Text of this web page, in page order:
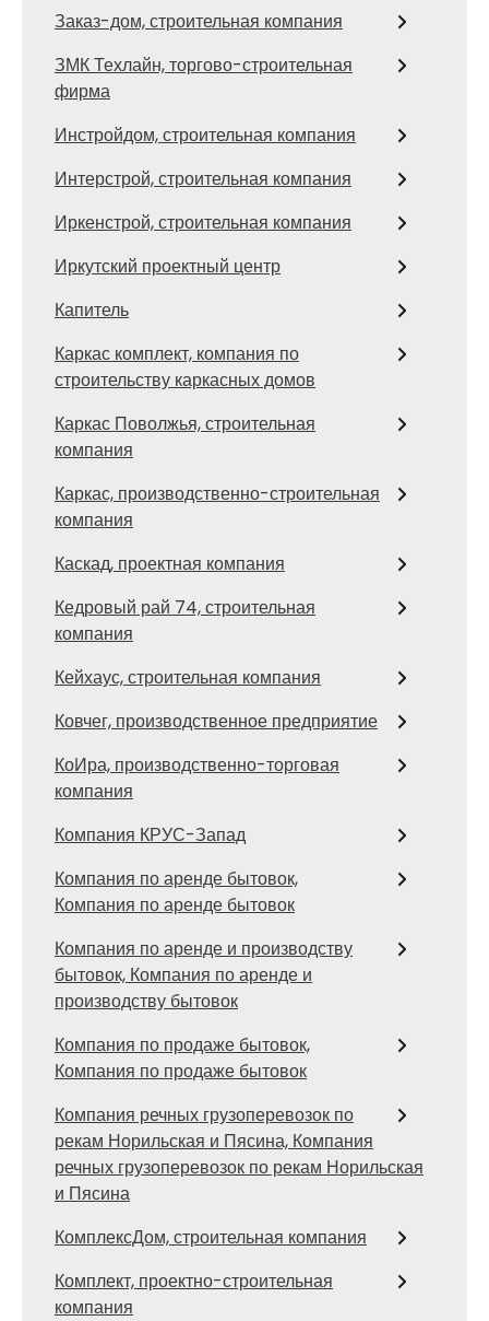
Заказ-дом, строительная компания
ЗМК Техлайн, торгово-строительная
фирма
Инстройдом, строительная компания
Интерстрой, строительная компания
Иркенстрой, строительная компания
Иркутский проектный центр
Капитель
Каркас комплект, компания по
строительству каркасных домов
Каркас Поволжья, строительная
компания
Каркас, производственно-строительная
компания
Каскад, проектная компания
Кедровый рай 74, строительная
компания
Кейхаус, строительная компания
Ковчег, производственное предприятие
КоИра, производственно-торговая
компания
Компания КРУС-Запад
Компания по аренде бытовок,
Компания по аренде бытовок
Компания по аренде и производству
бытовок, Компания по аренде и
производству бытовок
Компания по продаже бытовок,
Компания по продаже бытовок
Компания речных грузоперевозок по
рекам Норильская и Пясина, Компания
речных грузоперевозок по рекам Норильская
и Пясина
КомплексДом, строительная компания
Комплект, проектно-строительная
компания